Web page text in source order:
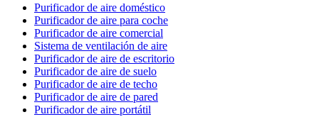
Purificador de aire doméstico
Purificador de aire para coche
Purificador de aire comercial
Sistema de ventilación de aire
Purificador de aire de escritorio
Purificador de aire de suelo
Purificador de aire de techo
Purificador de aire de pared
Purificador de aire portátil